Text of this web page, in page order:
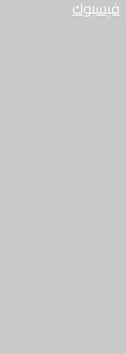
فيسبوك